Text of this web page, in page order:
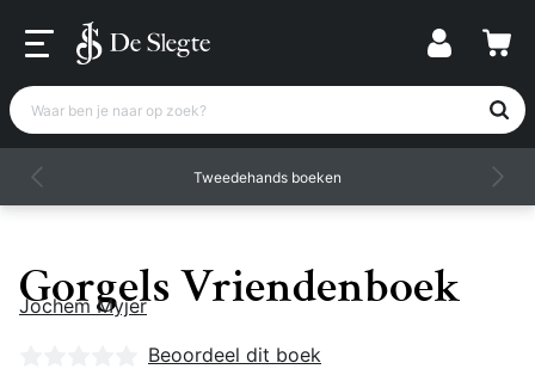
Waar ben je naar op zoek?
Tweedehands boeken
Gorgels Vriendenboek
Jochem Myjer
Nog geen beoordelingen
Beoordeel dit boek